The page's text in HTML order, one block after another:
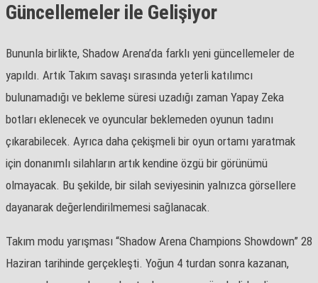
Güncellemeler ile Gelişiyor
Bununla birlikte, Shadow Arena’da farklı yeni güncellemeler de
yapıldı. Artık Takım savaşı sırasında yeterli katılımcı
bulunamadığı ve bekleme süresi uzadığı zaman Yapay Zeka
botları eklenecek ve oyuncular beklemeden oyunun tadını
çıkarabilecek. Ayrıca daha çekişmeli bir oyun ortamı yaratmak
için donanımlı silahların artık kendine özgü bir görünümü
olmayacak. Bu şekilde, bir silah seviyesinin yalnızca görsellere
dayanarak değerlendirilmemesi sağlanacak.
Takım modu yarışması “Shadow Arena Champions Showdown” 28
Haziran tarihinde gerçekleşti. Yoğun 4 turdan sonra kazanan,